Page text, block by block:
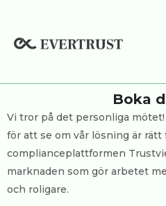
innehåll
Boka
Vi tror på det personliga
för att se om vår lösning är rätt
complianceplattformen
marknaden som gör arbetet
och roligare.